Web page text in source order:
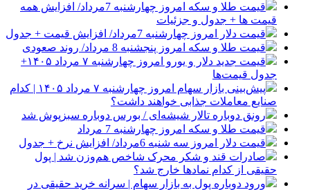
قیمت طلا و سکه امروز چهارشنبه 7مرداد/ افزایش همه
قیمت ها + جدول و جزئیات
قیمت دلار امروز چهارشنبه 7مرداد/ افزایش قیمت + جدول
قیمت طلا و سکه امروز پنجشنبه 8 مرداد/ روند صعودی
قیمت جدید دلار و یورو امروز چهارشنبه ۷ مرداد ۱۴۰۵+
جدول قیمت‌ها
پیش‌بینی بازار سهام امروز چهارشنبه ۷ مرداد ۱۴۰۵ | کدام
صنایع معاملات جذابی خواهند داشت؟
رونق دوباره تالار شیشه‌ای / بورس دوباره سبزپوش شد
قیمت طلا و سکه امروز چهارشنبه 7 مرداد
قیمت دلار امروز سه شنبه 6مرداد/ افزایش نرخ + جدول
صادرات قند و شکر محرک شاخص هم‌وزن شد | پول
حقیقی از کدام نماد‌ها خارج شد؟
ورود دوباره پول به بازار سهام | سرانه خرید حقیقی در